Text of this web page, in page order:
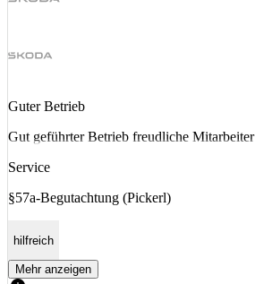
Guter Betrieb
Gut geführter Betrieb freudliche Mitarbeiter
Service
§57a-Begutachtung (Pickerl)
hilfreich
Mehr anzeigen